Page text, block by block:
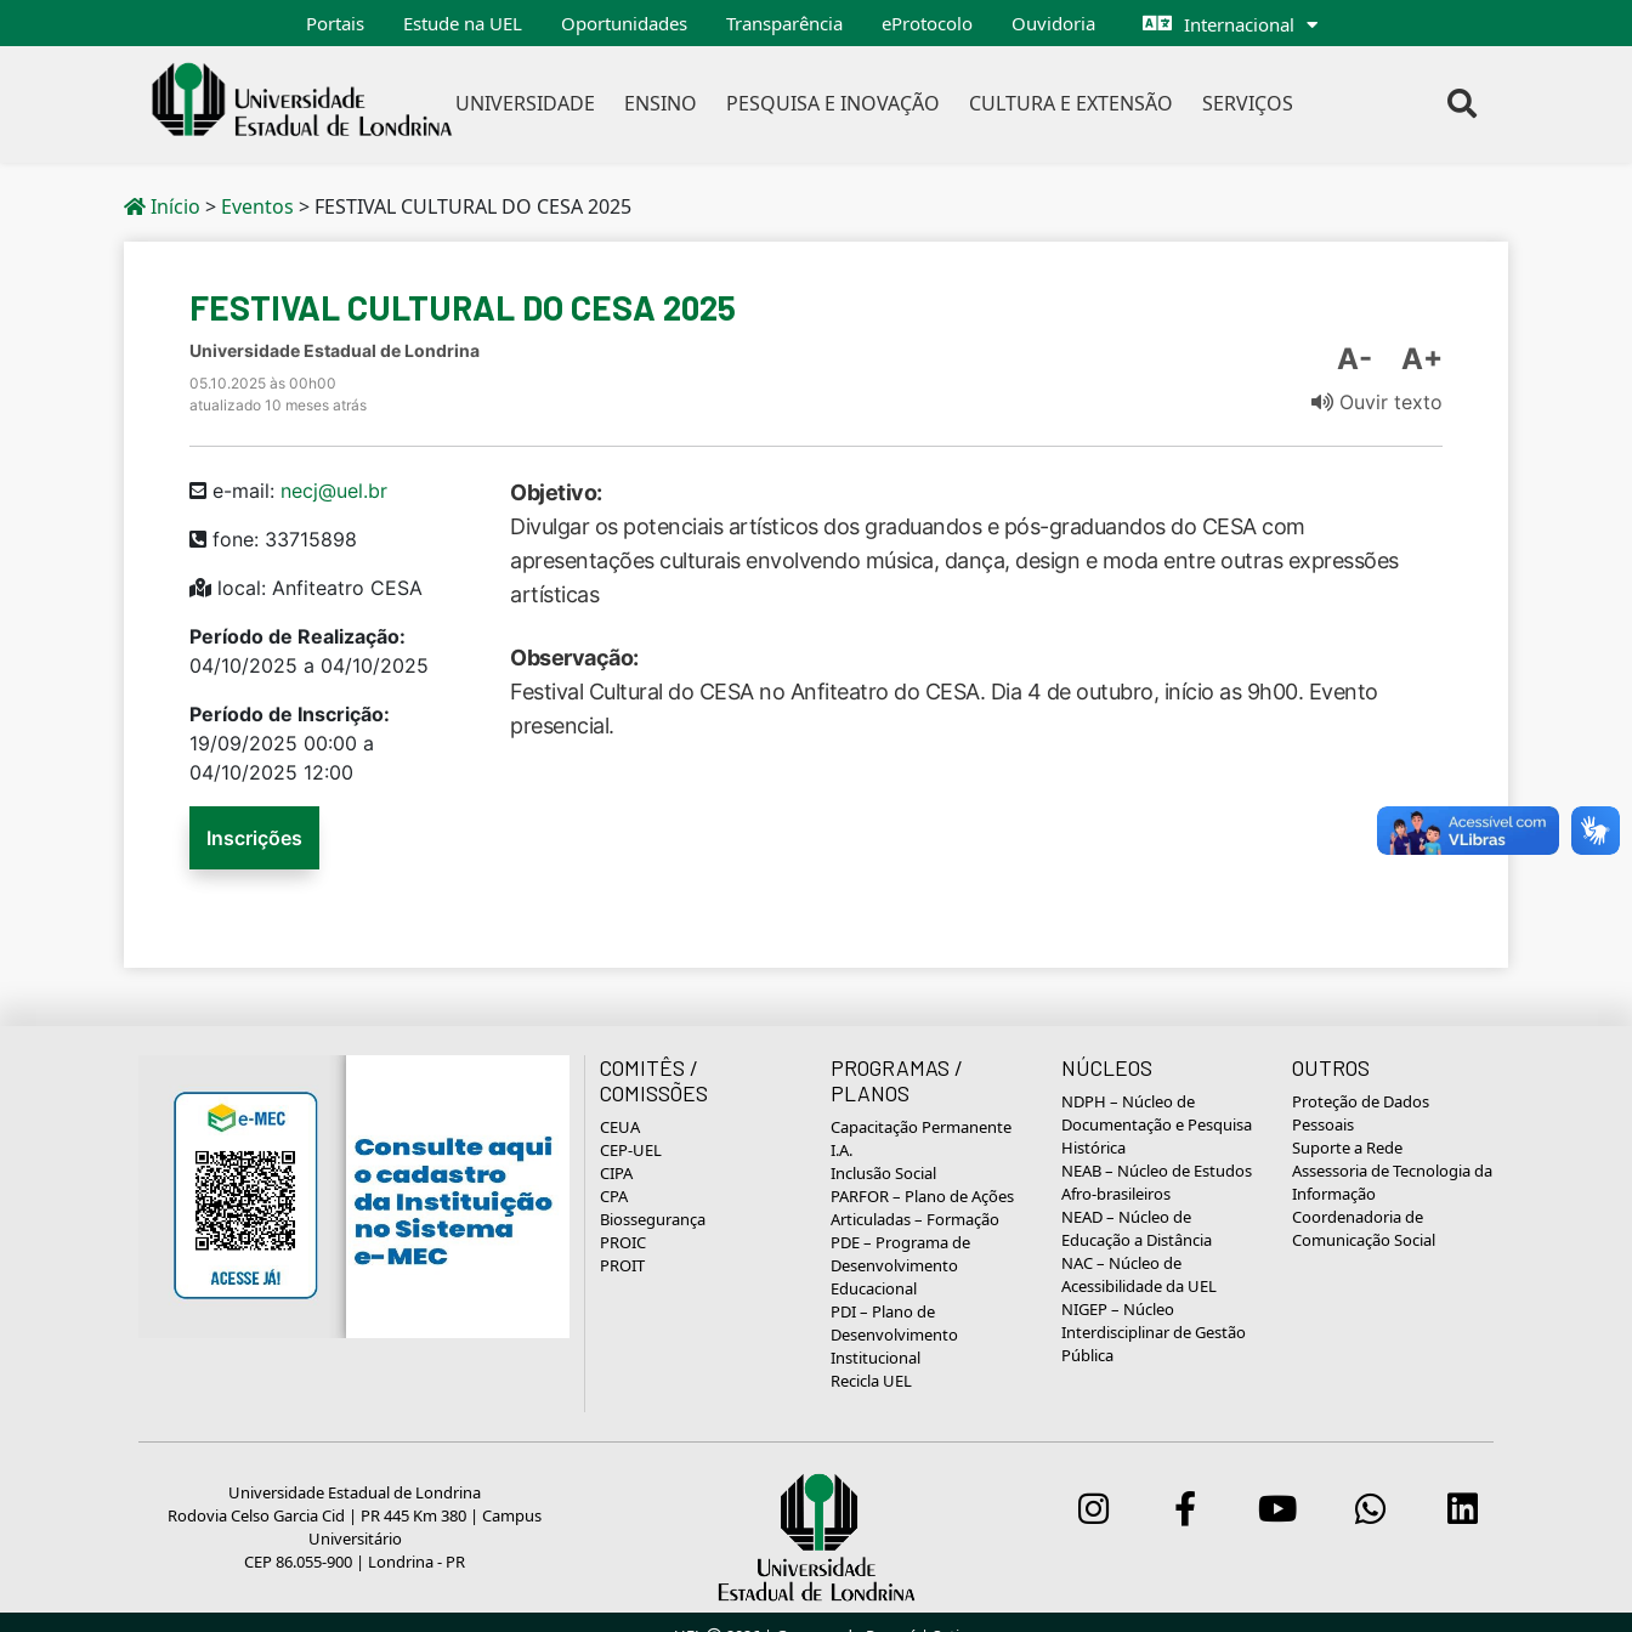
Portais Estude na UEL Oportunidades Transparência eProtocolo Ouvidoria Internacional
UNIVERSIDADE ENSINO PESQUISA E INOVAÇÃO CULTURA E EXTENSÃO SERVIÇOS
Início > Eventos > FESTIVAL CULTURAL DO CESA 2025
FESTIVAL CULTURAL DO CESA 2025
Universidade Estadual de Londrina
05.10.2025 às 00h00
atualizado 10 meses atrás
A- A+
Ouvir texto
e-mail: necj@uel.br
fone: 33715898
local: Anfiteatro CESA
Período de Realização:
04/10/2025 a 04/10/2025
Período de Inscrição:
19/09/2025 00:00 a
04/10/2025 12:00
Inscrições
Objetivo:
Divulgar os potenciais artísticos dos graduandos e pós-graduandos do CESA com
apresentações culturais envolvendo música, dança, design e moda entre outras expressões
artísticas
Observação:
Festival Cultural do CESA no Anfiteatro do CESA. Dia 4 de outubro, início as 9h00. Evento
presencial.
COMITÊS /
COMISSÕES
CEUA
CEP-UEL
CIPA
CPA
Biossegurança
PROIC
PROIT
PROGRAMAS /
PLANOS
Capacitação Permanente
I.A.
Inclusão Social
PARFOR – Plano de Ações
Articuladas – Formação
PDE – Programa de
Desenvolvimento
Educacional
PDI – Plano de
Desenvolvimento
Institucional
Recicla UEL
NÚCLEOS
NDPH – Núcleo de
Documentação e Pesquisa
Histórica
NEAB – Núcleo de Estudos
Afro-brasileiros
NEAD – Núcleo de
Educação a Distância
NAC – Núcleo de
Acessibilidade da UEL
NIGEP – Núcleo
Interdisciplinar de Gestão
Pública
OUTROS
Proteção de Dados
Pessoais
Suporte a Rede
Assessoria de Tecnologia da
Informação
Coordenadoria de
Comunicação Social
Universidade Estadual de Londrina
Rodovia Celso Garcia Cid | PR 445 Km 380 | Campus
Universitário
CEP 86.055-900 | Londrina - PR